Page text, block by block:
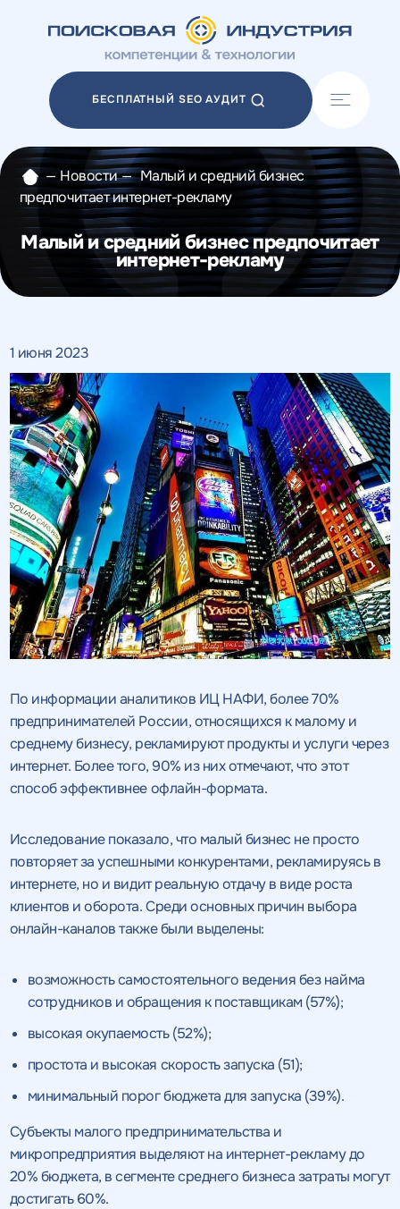
БЕСПЛАТНЫЙ SEO АУДИТ
Акции
Отзывы
Разработка сайтов
Разработка прототипов
Разработка контента
Реклама у блогеров
Веб-аналитика
— Новости — Малый и средний бизнес
предпочитает интернет-рекламу
Малый и средний бизнес предпочитает
интернет-рекламу
1 июня 2023
По информации аналитиков ИЦ НАФИ, более 70%
предпринимателей России, относящихся к малому и
среднему бизнесу, рекламируют продукты и услуги через
интернет. Более того, 90% из них отмечают, что этот
способ эффективнее офлайн-формата.
Исследование показало, что малый бизнес не просто
повторяет за успешными конкурентами, рекламируясь в
интернете, но и видит реальную отдачу в виде роста
клиентов и оборота. Среди основных причин выбора
онлайн-каналов также были выделены:
возможность самостоятельного ведения без найма
сотрудников и обращения к поставщикам (57%);
высокая окупаемость (52%);
простота и высокая скорость запуска (51);
минимальный порог бюджета для запуска (39%).
Субъекты малого предпринимательства и
микропредприятия выделяют на интернет-рекламу до
20% бюджета, в сегменте среднего бизнеса затраты могут
достигать 60%.